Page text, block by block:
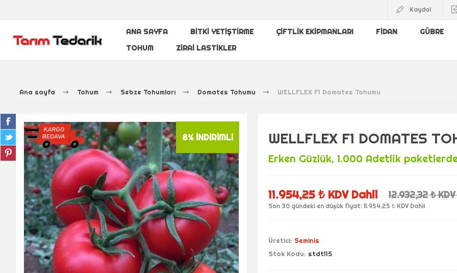
Kaydol
ANA SAYFA BITKI YETIŞTIRME ÇIFTLIK EKIPMANLARI FIDAN GÜBRE
TOHUM
ZIRAI LASTIKLER
Ana sayfa Tohum Sebze Tohumları Domates Tohumu WELLFLEX F1 Domates Tohumu
8% İNDIRIMLI WELLFLEX F1 DOMATES
Erken Güzlük, 1.000 Adetlik
11.954,25 ₺ KDV Dahil 12.932,32 ₺
Son 30 gündeki en düşük fiyat: 11.954,25 ₺ KDV Dahil
Üretici: Seminis
Stok Kodu: stdt115